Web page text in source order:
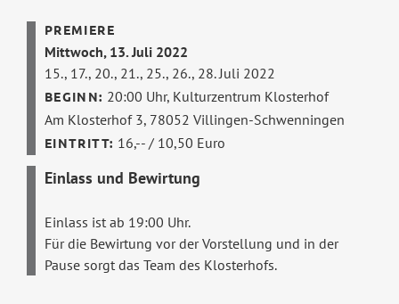
Mittwoch, 13. Juli 2022
15., 17., 20., 21., 25., 26., 28. Juli 2022
20:00 Uhr, Kulturzentrum Klosterhof
Am Klosterhof 3, 78052 Villingen-Schwenningen
16,-- / 10,50 Euro
Einlass und Bewirtung
Einlass ist ab 19:00 Uhr.
Für die Bewirtung vor der Vorstellung und in der
Pause sorgt das Team des Klosterhofs.